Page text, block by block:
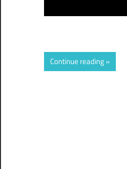
Continue reading